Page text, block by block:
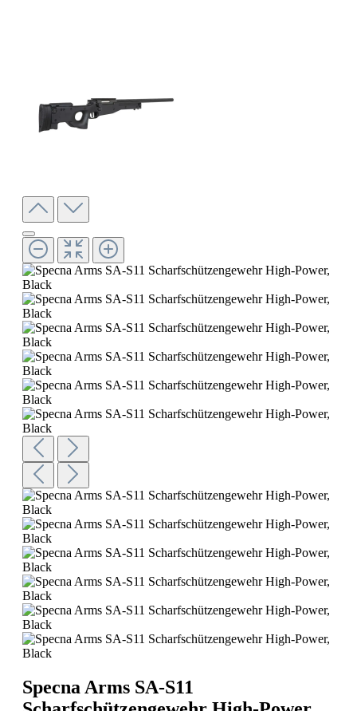
Specna Arms SA-S11